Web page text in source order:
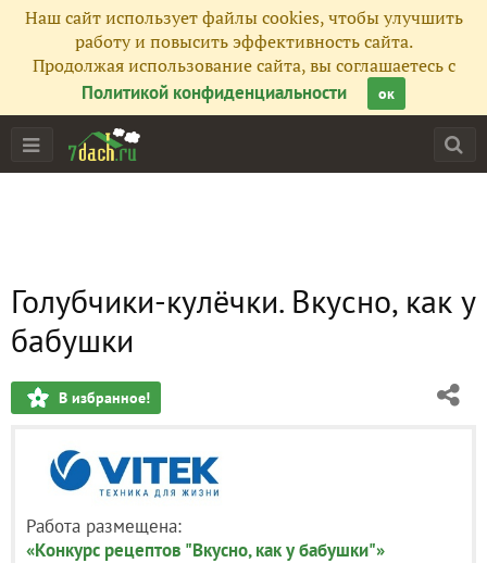
Наш сайт использует файлы cookies, чтобы улучшить
работу и повысить эффективность сайта.
Продолжая использование сайта, вы соглашаетесь с
Политикой конфиденциальности
ок
Голубчики-кулёчки. Вкусно, как у
бабушки
В избранное!
Работа размещена:
«Конкурс рецептов "Вкусно, как у бабушки"»